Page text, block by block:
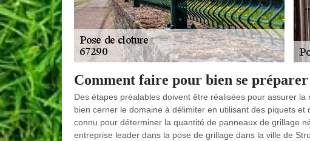
Comment faire pour bien se
Des étapes préalables doivent être réalisées pour assurer
bien cerner le domaine à délimiter en utilisant des piquets et
connu pour déterminer la quantité de panneaux de grillage
entreprise leader dans la pose de grillage dans la ville de